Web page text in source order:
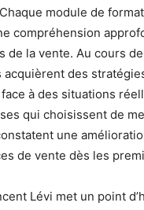
module de
compréhension
de la vente. Au cours
acquièrent des
à des situations
qui choisissent de
une
de vente dès les
Lévi met un point